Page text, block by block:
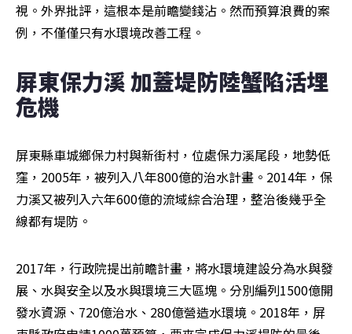
視。外界批評，這根本是前瞻變錢沾。然而預算浪費的案
例，不僅僅只有水環境改善工程。
屏東保力溪 加蓋堤防陸蟹陷活埋
危機
屏東縣車城鄉保力村與新街村，位處保力溪尾段，地勢低
窪，2005年，被列入八年800億的治水計畫。2014年，保
力溪又被列入六年600億的流域綜合治理，整治後幾乎全
線都有堤防。
2017年，行政院提出前瞻計畫，將水環境建設分為水與發
展、水與安全以及水與環境三大區塊。分別編列1500億開
發水資源、720億治水、280億營造水環境。2018年，屏